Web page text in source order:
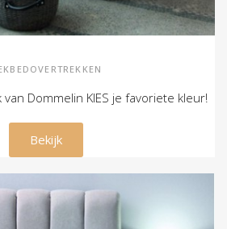
Dommelin KIES je favoriete kleur!
€ 89,00
Bekijk